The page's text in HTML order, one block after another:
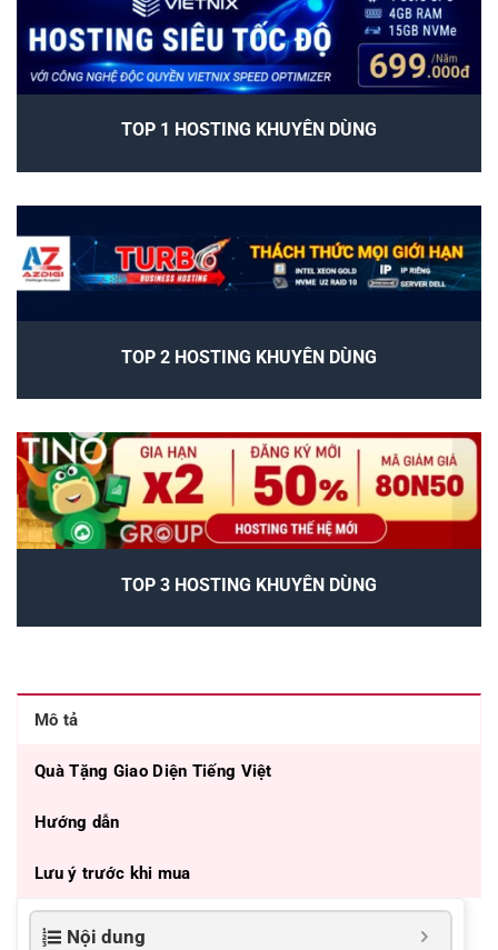
TOP 1 HOSTING KHUYÊN DÙNG
TOP 2 HOSTING KHUYÊN DÙNG
TOP 3 HOSTING KHUYÊN DÙNG
Mô tả
Quà Tặng Giao Diện Tiếng Việt
Hướng dẫn
Lưu ý trước khi mua
Nội dung